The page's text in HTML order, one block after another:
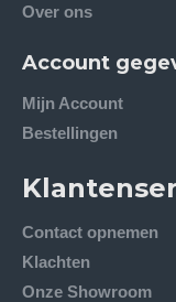
Over ons
Account
Mijn Account
Bestellingen
Contact opnemen
Klachten
Onze Showroom